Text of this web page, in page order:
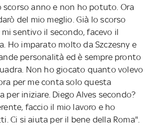
anno e non ho potuto. Ora
del mio meglio. Già lo scorso
sentivo il secondo, facevo il
Ho imparato molto da Szczesny e
personalità ed è sempre pronto
Non ho giocato quanto volevo
per me conta solo questa
per iniziare. Diego Alves secondo?
faccio il mio lavoro e ho
Ci si aiuta per il bene della Roma".